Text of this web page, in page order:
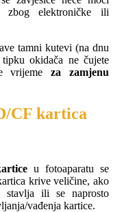
zbog elektroničke ili
tamni kutevi (na dnu
okidača ne čujete
vrijemeza zamjenu
CF kartica
u fotoaparatu se
krive veličine, ako
stavlja ili se naprosto
vađenja kartice.